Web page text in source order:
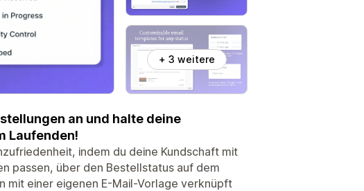
+ 3 weitere
an und halte deine
Laufenden!
indem du deine Kundschaft mit
passen, über den Bestellstatus auf dem
einer eigenen E-Mail-Vorlage verknüpft